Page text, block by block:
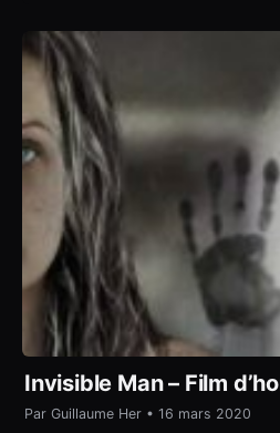
Invisible Man – Film
Par Guillaume Her • 16 mars 2020